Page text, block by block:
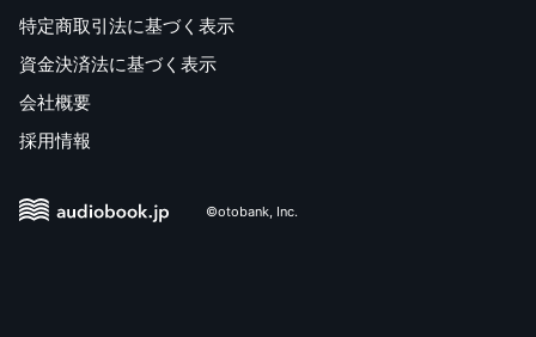
特定商取引法に基づく表示
資金決済法に基づく表示
会社概要
採用情報
©otobank, Inc.